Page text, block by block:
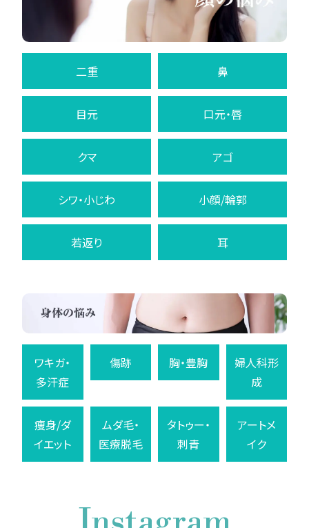
二重 鼻
目元 口元・唇
クマ アゴ
シワ・小じわ 小顔/輪郭
若返り 耳
ワキガ・
多汗症
傷跡 胸・豊胸
婦人科形
成
痩身/ダ
イエット
ムダ毛・
医療脱毛
タトゥー・
刺青
アートメ
イク